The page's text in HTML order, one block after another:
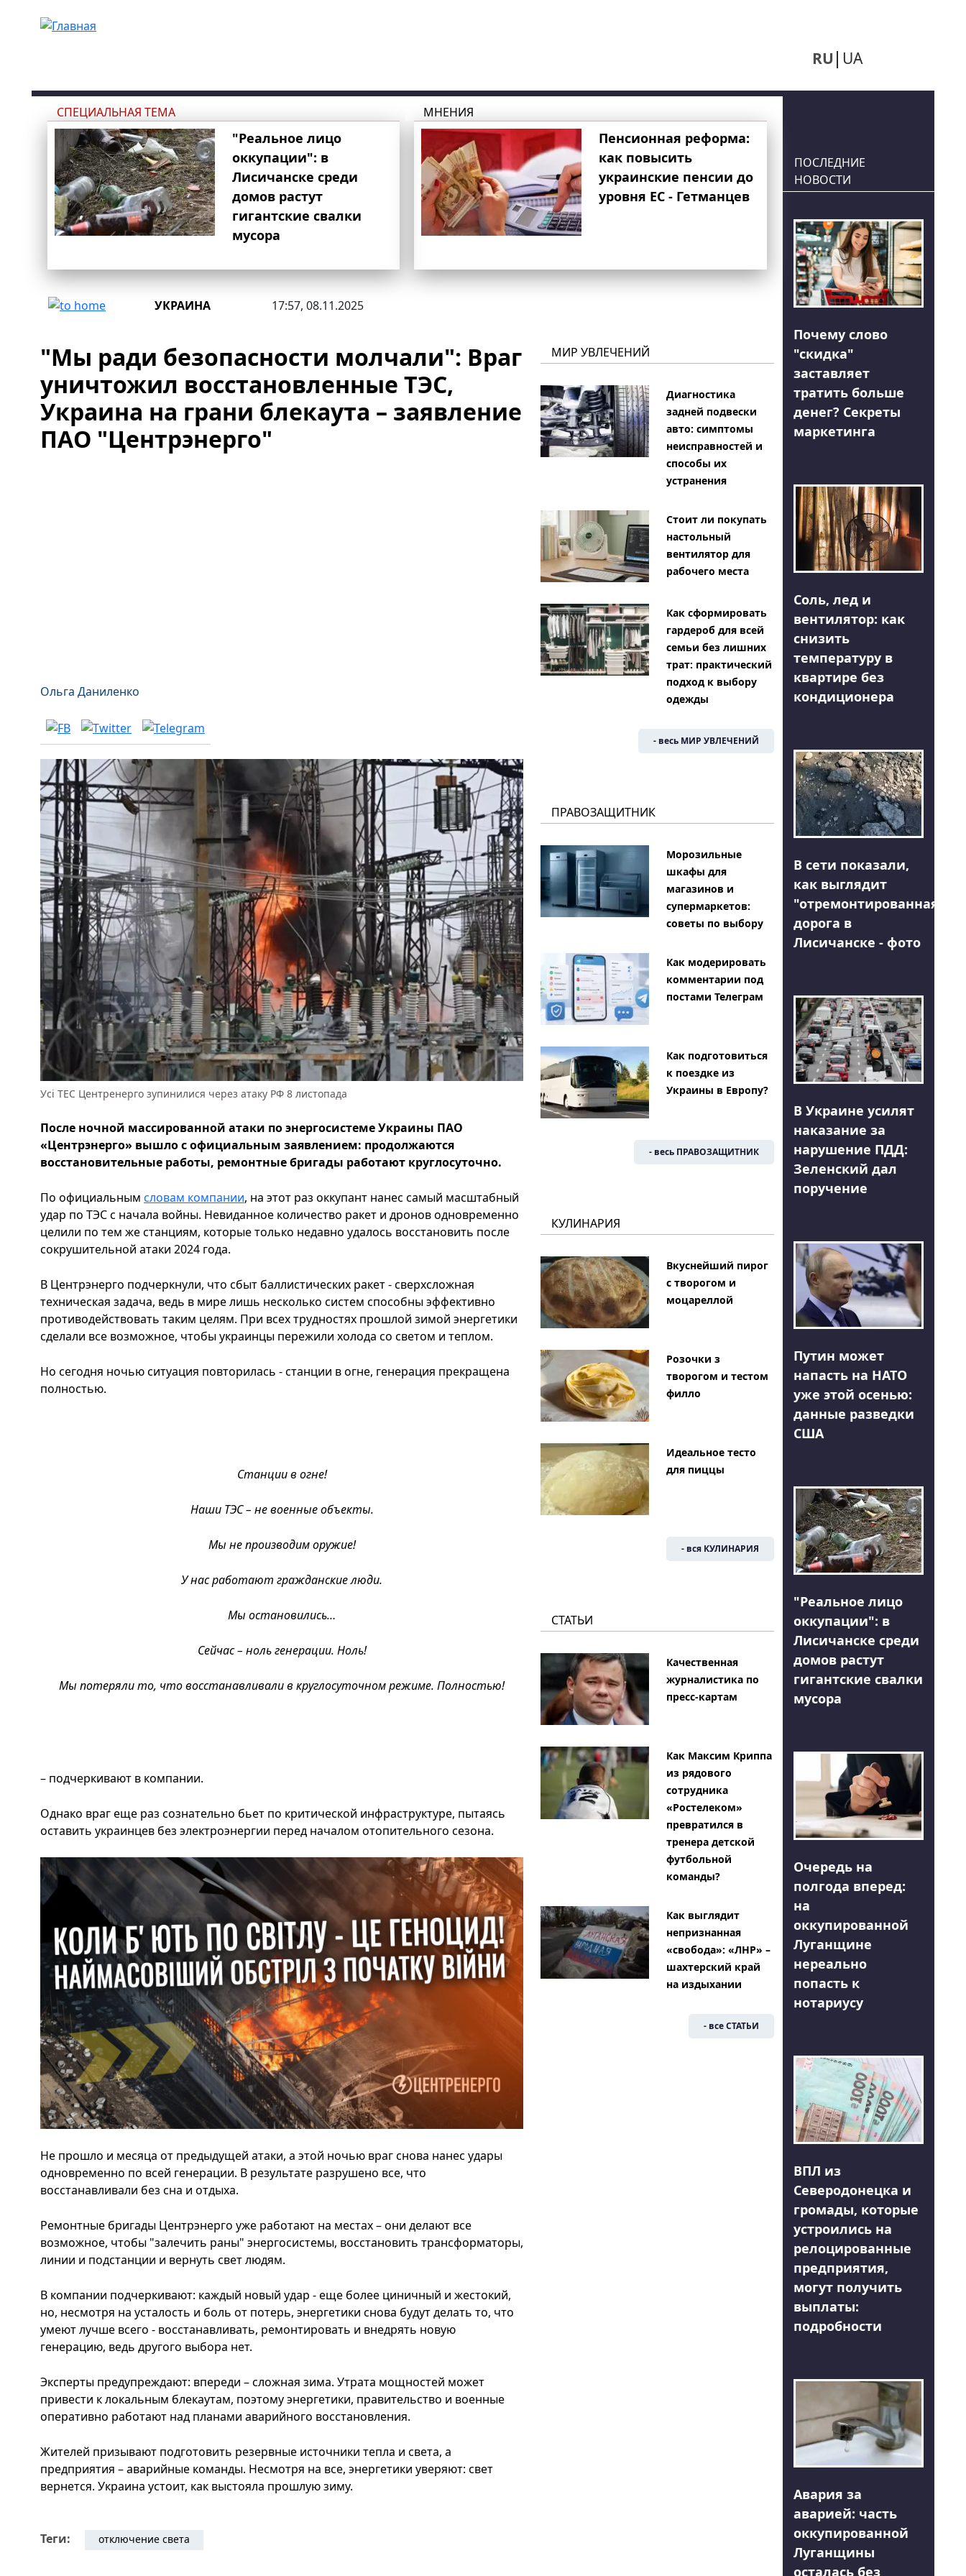
RU UA
СПЕЦИАЛЬНАЯ ТЕМА
"Реальное лицо
оккупации": в
Лисичанске среди
домов растут
гигантские свалки
мусора
МНЕНИЯ
Пенсионная реформа:
как повысить
украинские пенсии до
уровня ЕС - Гетманцев
УКРАИНА 17:57, 08.11.2025
"Мы ради безопасности молчали": Враг
уничтожил восстановленные ТЭС,
Украина на грани блекаута – заявление
ПАО "Центрэнерго"
Ольга Даниленко
Усі ТЕС Центренерго зупинилися через атаку РФ 8 листопада
После ночной массированной атаки по энергосистеме Украины ПАО
«Центрэнерго» вышло с официальным заявлением: продолжаются
восстановительные работы, ремонтные бригады работают круглосуточно.
По официальным словам компании, на этот раз оккупант нанес самый масштабный
удар по ТЭС с начала войны. Невиданное количество ракет и дронов одновременно
целили по тем же станциям, которые только недавно удалось восстановить после
сокрушительной атаки 2024 года.
В Центрэнерго подчеркнули, что сбыт баллистических ракет - сверхсложная
техническая задача, ведь в мире лишь несколько систем способны эффективно
противодействовать таким целям. При всех трудностях прошлой зимой энергетики
сделали все возможное, чтобы украинцы пережили холода со светом и теплом.
Но сегодня ночью ситуация повторилась - станции в огне, генерация прекращена
полностью.
Станции в огне!
Наши ТЭС – не военные объекты.
Мы не производим оружие!
У нас работают гражданские люди.
Мы остановились…
Сейчас – ноль генерации. Ноль!
Мы потеряли то, что восстанавливали в круглосуточном режиме. Полностью!
– подчеркивают в компании.
Однако враг еще раз сознательно бьет по критической инфраструктуре, пытаясь
оставить украинцев без электроэнергии перед началом отопительного сезона.
Не прошло и месяца от предыдущей атаки, а этой ночью враг снова нанес удары
одновременно по всей генерации. В результате разрушено все, что
восстанавливали без сна и отдыха.
Ремонтные бригады Центрэнерго уже работают на местах – они делают все
возможное, чтобы "залечить раны" энергосистемы, восстановить трансформаторы,
линии и подстанции и вернуть свет людям.
В компании подчеркивают: каждый новый удар - еще более циничный и жестокий,
но, несмотря на усталость и боль от потерь, энергетики снова будут делать то, что
умеют лучше всего - восстанавливать, ремонтировать и внедрять новую
генерацию, ведь другого выбора нет.
Эксперты предупреждают: впереди – сложная зима. Утрата мощностей может
привести к локальным блекаутам, поэтому энергетики, правительство и военные
оперативно работают над планами аварийного восстановления.
Жителей призывают подготовить резервные источники тепла и света, а
предприятия – аварийные команды. Несмотря на все, энергетики уверяют: свет
вернется. Украина устоит, как выстояла прошлую зиму.
Теги: отключение света
МИР УВЛЕЧЕНИЙ
Диагностика
задней подвески
авто: симптомы
неисправностей и
способы их
устранения
Стоит ли покупать
настольный
вентилятор для
рабочего места
Как сформировать
гардероб для всей
семьи без лишних
трат: практический
подход к выбору
одежды
- весь МИР УВЛЕЧЕНИЙ
ПРАВОЗАЩИТНИК
Морозильные
шкафы для
магазинов и
супермаркетов:
советы по выбору
Как модерировать
комментарии под
постами Телеграм
Как подготовиться
к поездке из
Украины в Европу?
- весь ПРАВОЗАЩИТНИК
КУЛИНАРИЯ
Вкуснейший пирог
с творогом и
моцареллой
Розочки з
творогом и тестом
филло
Идеальное тесто
для пиццы
- вся КУЛИНАРИЯ
СТАТЬИ
Качественная
журналистика по
пресс-картам
Как Максим Криппа
из рядового
сотрудника
«Ростелеком»
превратился в
тренера детской
футбольной
команды?
Как выглядит
непризнанная
«свобода»: «ЛНР» –
шахтерский край
на издыхании
- все СТАТЬИ
ПОСЛЕДНИЕ
НОВОСТИ
Почему слово
"скидка"
заставляет
тратить больше
денег? Секреты
маркетинга
Соль, лед и
вентилятор: как
снизить
температуру в
квартире без
кондиционера
В сети показали,
как выглядит
"отремонтированная"
дорога в
Лисичанске - фото
В Украине усилят
наказание за
нарушение ПДД:
Зеленский дал
поручение
Путин может
напасть на НАТО
уже этой осенью:
данные разведки
США
"Реальное лицо
оккупации": в
Лисичанске среди
домов растут
гигантские свалки
мусора
Очередь на
полгода вперед:
на
оккупированной
Луганщине
нереально
попасть к
нотариусу
ВПЛ из
Северодонецка и
громады, которые
устроились на
релоцированные
предприятия,
могут получить
выплаты:
подробности
Авария за
аварией: часть
оккупированной
Луганщины
осталась без